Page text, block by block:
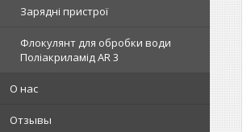
Зарядні пристрої
Флокулянт для обробки води
Поліакриламід AR 3
О нас
Отзывы